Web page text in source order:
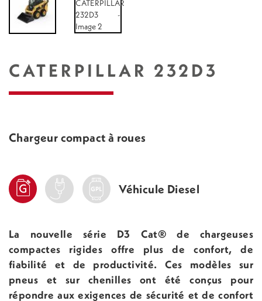
CATERPILLAR 232D3
Chargeur compact à roues
Véhicule Diesel
La nouvelle série D3 Cat® de chargeuses
compactes rigides offre plus de confort, de
fiabilité et de productivité. Ces modèles sur
pneus et sur chenilles ont été conçus pour
répondre aux exigences de sécurité et de confort